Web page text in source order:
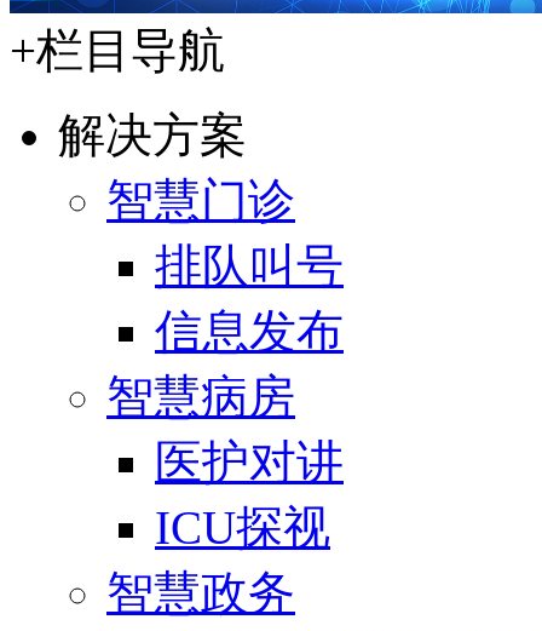
+栏目导航
解决方案
智慧门诊
排队叫号
信息发布
智慧病房
医护对讲
ICU探视
智慧政务